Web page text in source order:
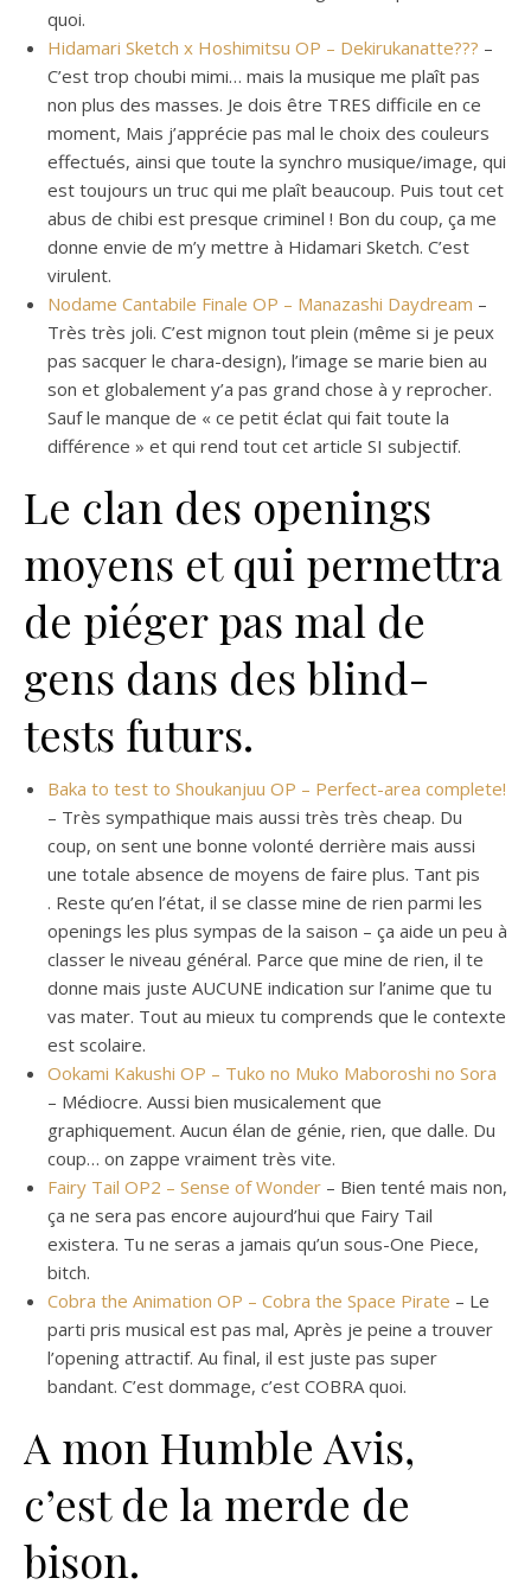
quoi.
Hidamari Sketch x Hoshimitsu OP – Dekirukanatte??? –
C’est trop choubi mimi… mais la musique me plaît pas
non plus des masses. Je dois être TRES difficile en ce
moment, Mais j’apprécie pas mal le choix des couleurs
effectués, ainsi que toute la synchro musique/image, qui
est toujours un truc qui me plaît beaucoup. Puis tout cet
abus de chibi est presque criminel ! Bon du coup, ça me
donne envie de m’y mettre à Hidamari Sketch. C’est
virulent.
Nodame Cantabile Finale OP – Manazashi Daydream –
Très très joli. C’est mignon tout plein (même si je peux
pas sacquer le chara-design), l’image se marie bien au
son et globalement y’a pas grand chose à y reprocher.
Sauf le manque de « ce petit éclat qui fait toute la
différence » et qui rend tout cet article SI subjectif.
Le clan des openings
moyens et qui permettra
de piéger pas mal de
gens dans des blind-
tests futurs.
Baka to test to Shoukanjuu OP – Perfect-area complete!
– Très sympathique mais aussi très très cheap. Du
coup, on sent une bonne volonté derrière mais aussi
une totale absence de moyens de faire plus. Tant pis
. Reste qu’en l’état, il se classe mine de rien parmi les
openings les plus sympas de la saison – ça aide un peu à
classer le niveau général. Parce que mine de rien, il te
donne mais juste AUCUNE indication sur l’anime que tu
vas mater. Tout au mieux tu comprends que le contexte
est scolaire.
Ookami Kakushi OP – Tuko no Muko Maboroshi no Sora
– Médiocre. Aussi bien musicalement que
graphiquement. Aucun élan de génie, rien, que dalle. Du
coup… on zappe vraiment très vite.
Fairy Tail OP2 – Sense of Wonder – Bien tenté mais non,
ça ne sera pas encore aujourd’hui que Fairy Tail
existera. Tu ne seras a jamais qu’un sous-One Piece,
bitch.
Cobra the Animation OP – Cobra the Space Pirate – Le
parti pris musical est pas mal, Après je peine a trouver
l’opening attractif. Au final, il est juste pas super
bandant. C’est dommage, c’est COBRA quoi.
A mon Humble Avis,
c’est de la merde de
bison.